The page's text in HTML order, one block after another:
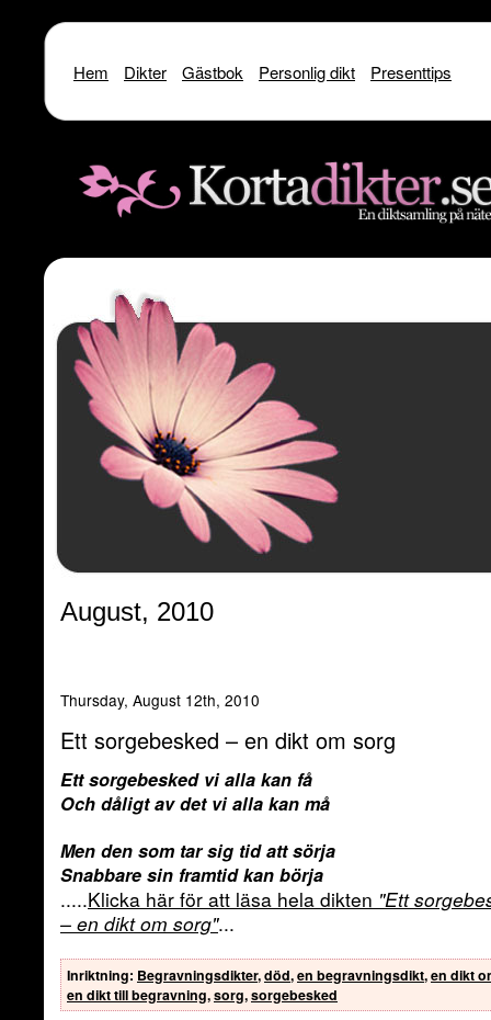
Warning: include() [function.include]: SSL operation failed with code 1. OpenSSL
Warning
Warning
: include(http://www.kortadikter.se/sms/inc.Shoutout.php) [
Warning : include() [ function.include
August, 2010
Thursday, August 12th, 2010
Ett sorgebesked – en dikt om sorg
Ett sorgebesked vi alla kan få
Och dåligt av det vi alla kan må
Men den som tar sig tid att sörja
Snabbare sin framtid kan börja
.....Klicka här för att läsa hela dikten "Ett
– en dikt om sorg"...
Inriktning: Begravningsdikter,död,en begravningsdikt,en dikt
en dikt till begravning,sorg,sorgebesked
Hem Dikter Gästbok Personlig dikt Presenttips